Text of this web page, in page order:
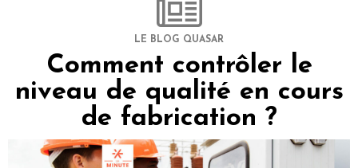
LE BLOG QUASAR
Comment contrôler le
niveau de qualité en cours
de fabrication ?